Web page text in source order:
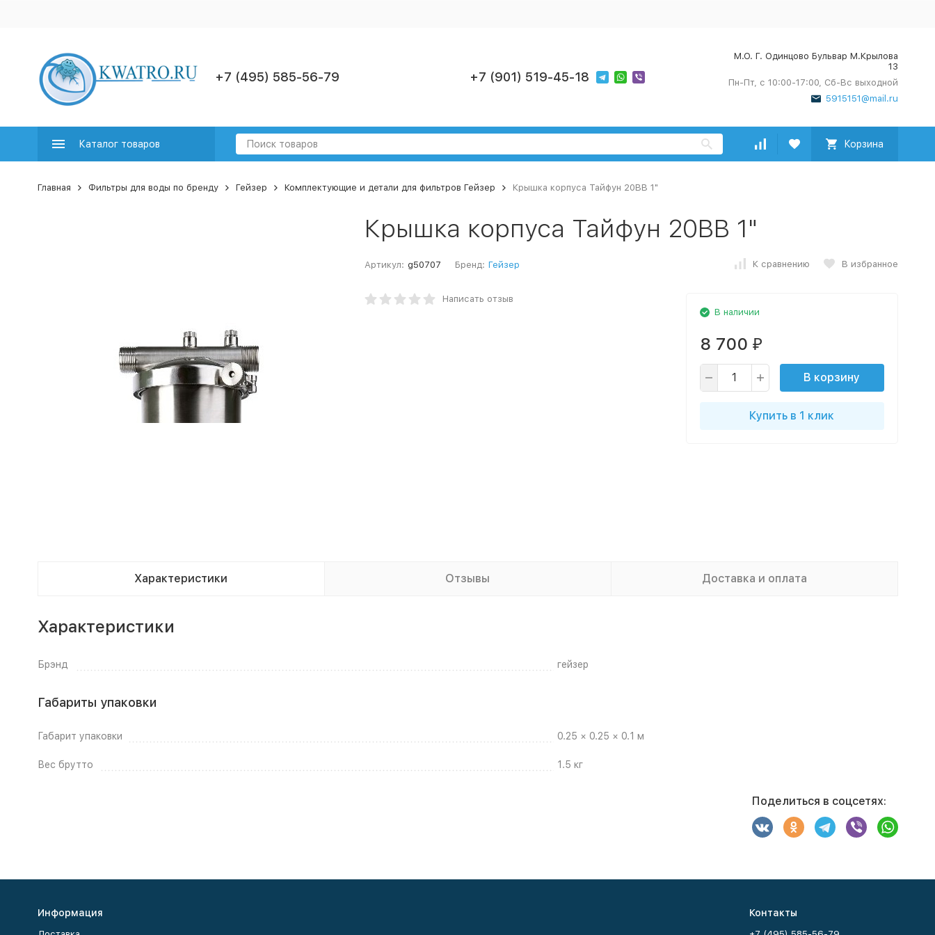
+7 (495) 585-56-79 +7 (901) 519-45-18
М.О. Г. Одинцово Бульвар М.Крылова
13
Пн-Пт, с 10:00-17:00, Сб-Вс выходной
5915151@mail.ru
Каталог товаров Корзина
Главная Фильтры для воды по бренду Гейзер Комплектующие и детали для фильтров Гейзер Крышка корпуса Тайфун 20BB 1"
Крышка корпуса Тайфун 20BB 1"
Артикул: g50707 Бренд: Гейзер К сравнению В избранное
Написать отзыв
В наличии
8 700 ₽
В корзину
Купить в 1 клик
Характеристики Отзывы Доставка и оплата
Характеристики
Брэнд гейзер
Габариты упаковки
Габарит упаковки 0.25 × 0.25 × 0.1 м
Вес брутто 1.5 кг
Поделиться в соцсетях:
Информация Контакты